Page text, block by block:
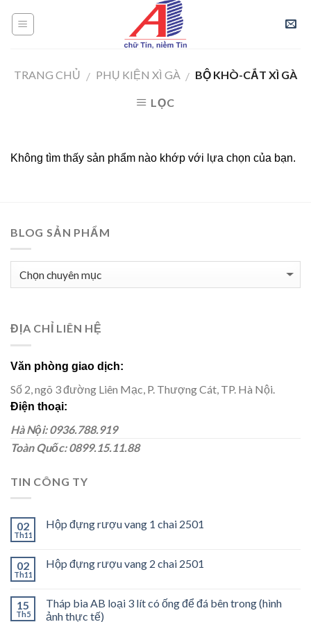
TRANG CHỦ / PHỤ KIỆN XÌ GÀ / BỘ KHÒ-CẮT XÌ GÀ
LỌC
Không tìm thấy sản phẩm nào khớp với lựa chọn của bạn.
BLOG SẢN PHẨM
BLOG
SẢN
ĐỊA CHỈ LIÊN HỆ
Văn phòng giao dịch:
Số 2, ngõ 3 đường Liên Mạc, P. Thượng Cát, TP. Hà Nội.
Điện thoại:
Hà Nội: 0936.788.919
Toàn Quốc: 0899.15.11.88
TIN CÔNG TY
02
Th11
Hộp đựng rượu vang 1 chai 2501
02
Th11
Hộp đựng rượu vang 2 chai 2501
15
Th5
Tháp bia AB loại 3 lít có ống để đá bên trong (hình
ảnh thực tế)